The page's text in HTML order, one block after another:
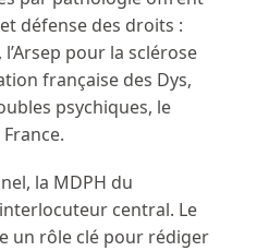
défense des droits :
pour la sclérose
française des Dys,
psychiques, le
la MDPH du
central. Le
un rôle clé pour rédiger